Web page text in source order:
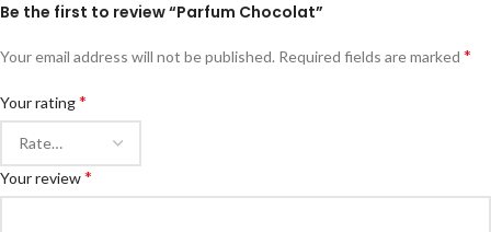
Be the first to review “Parfum Chocolat”
Your email address will not be published. Required fields are marked *
Your rating*
Your review*